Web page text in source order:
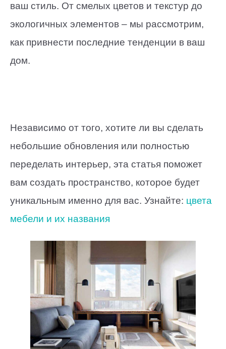
ваш стиль. От смелых цветов и текстур до
экологичных элементов – мы рассмотрим,
как привнести последние тенденции в ваш
дом.
Независимо от того, хотите ли вы сделать
небольшие обновления или полностью
переделать интерьер, эта статья поможет
вам создать пространство, которое будет
уникальным именно для вас. Узнайте: цвета
мебели и их названия